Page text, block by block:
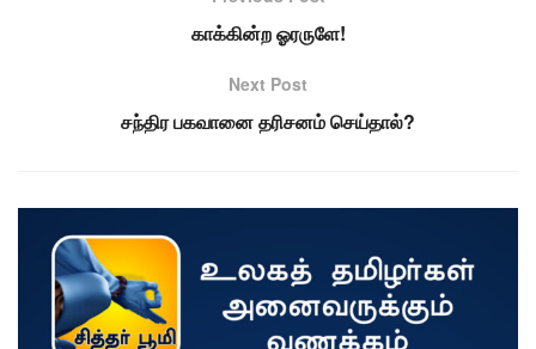
காக்கின்ற ஓரருளே!
Next Post
சந்திர பகவானை தரிசனம் செய்தால்?